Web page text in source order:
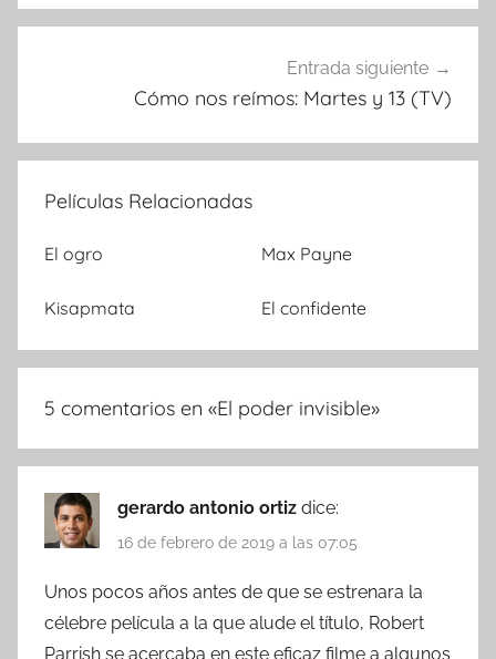
entradas
Entrada siguiente
Cómo nos reímos: Martes y 13 (TV)
Películas Relacionadas
El ogro Max Payne
Kisapmata El confidente
5 comentarios en «El poder invisible»
gerardo antonio ortiz dice:
16 de febrero de 2019 a las 07:05
Unos pocos años antes de que se estrenara la
célebre película a la que alude el título, Robert
Parrish se acercaba en este eficaz filme a algunos